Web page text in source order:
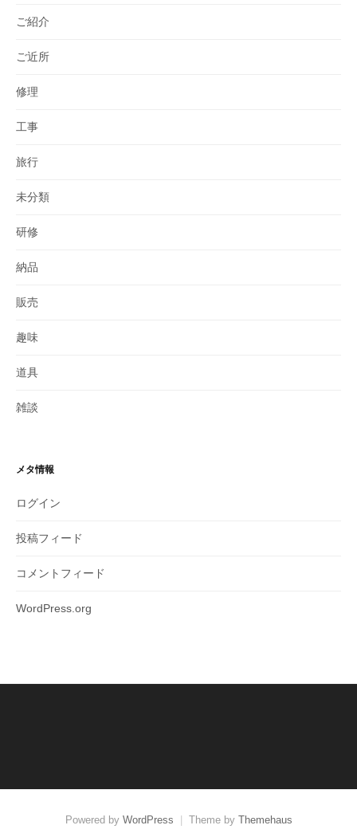
ご紹介
ご近所
修理
工事
旅行
未分類
研修
納品
販売
趣味
道具
雑談
メタ情報
ログイン
投稿フィード
コメントフィード
WordPress.org
Powered by WordPress Theme by Themehaus